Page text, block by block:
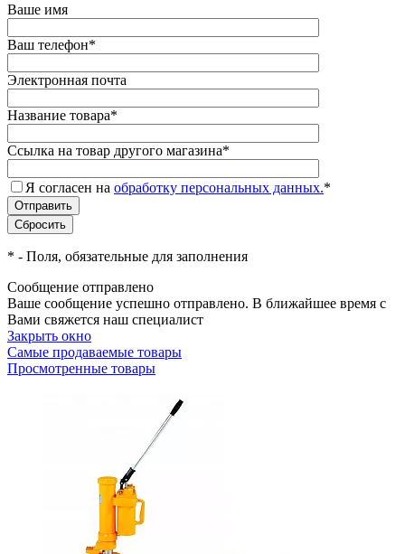
Ваше имя
Ваш телефон*
Электронная почта
Название товара*
Ссылка на товар другого магазина*
Я согласен на обработку персональных данных.*
* - Поля, обязательные для заполнения
Сообщение отправлено
Ваше сообщение успешно отправлено. В ближайшее время с
Вами свяжется наш специалист
Закрыть окно
Самые продаваемые товары
Просмотренные товары